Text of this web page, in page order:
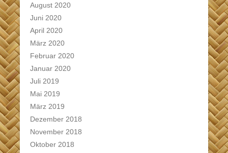
August 2020
Juni 2020
April 2020
März 2020
Februar 2020
Januar 2020
Juli 2019
Mai 2019
März 2019
Dezember 2018
November 2018
Oktober 2018